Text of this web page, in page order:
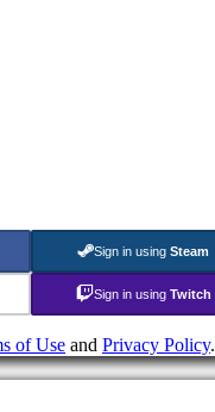
Sign in using Steam
Sign in using Twitch
of Use and Privacy Policy.